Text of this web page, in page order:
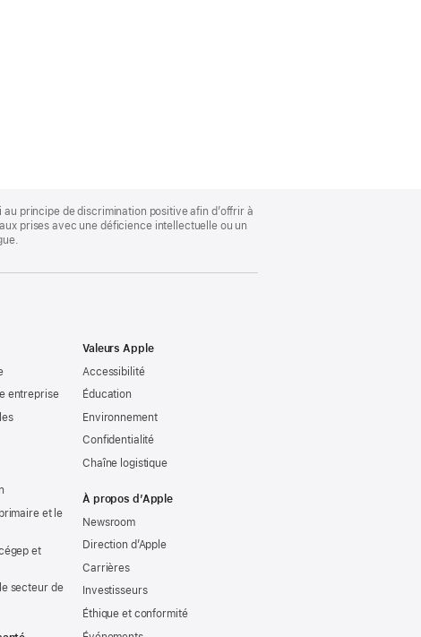
au principe de discrimination positive afin d’offrir à
prises avec une déficience intellectuelle ou un
entreprise
et le
et
secteur de
Valeurs Apple
Accessibilité
Éducation
Environnement
Confidentialité
Chaîne logistique
À propos d’Apple
Newsroom
Direction d’Apple
Carrières
Investisseurs
Éthique et conformité